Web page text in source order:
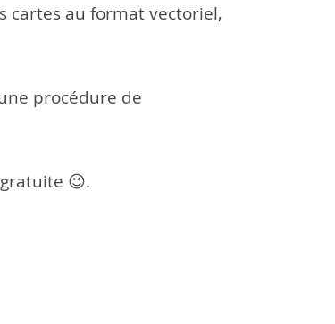
cartes au format vectoriel,
procédure de
😉.